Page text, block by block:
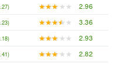
★★★★★
★★★★★
2.96
★★★★★
★★★★★
3.36
★★★★★
★★★★★
2.93
★★★★★
★★★★★ 2.82